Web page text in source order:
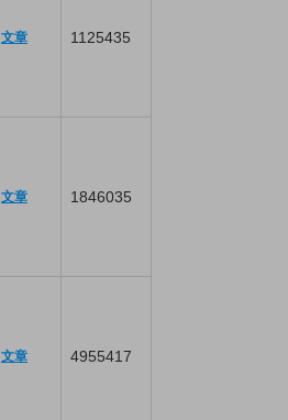
文章 1125435
文章 1846035
文章 4955417